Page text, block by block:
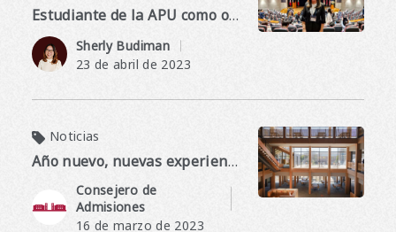
Estudiante de la APU como observador invitado en la Cumbre de la Juventud del G7
Sherly Budiman
23 de abril de 2023
Noticias
Año nuevo, nuevas experiencias en el campus
Consejero de
Admisiones
16 de marzo de 2023